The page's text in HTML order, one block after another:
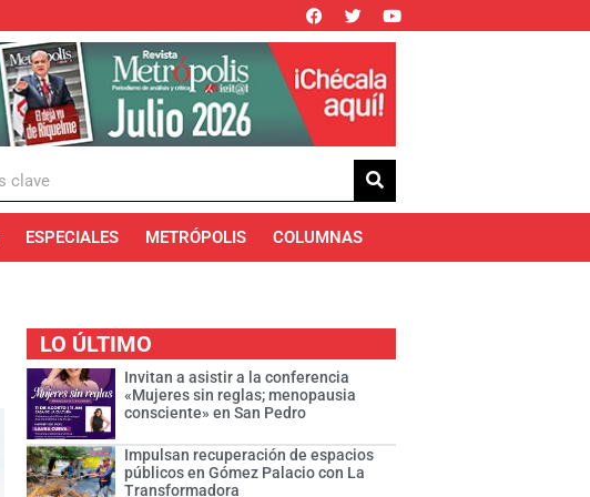
ESPECIALES METRÓPOLIS COLUMNAS
LO ÚLTIMO
Invitan a asistir a la conferencia
«Mujeres sin reglas; menopausia
consciente» en San Pedro
Impulsan recuperación de espacios
públicos en Gómez Palacio con La
Transformadora